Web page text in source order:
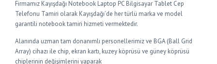
Firmamız Kayışdağı Notebook Laptop PC Bilgisayar Tablet Cep
Telefonu Tamiri olarak Kayışdağı’de her türlü marka ve model
garantili notebook tamiri hizmeti vermektedir.
Alanında uzman tam donanımlı personellerimiz ve BGA (Ball Grid
Array) cihazı ile chip, ekran kartı, kuzey köprüsü ve güney köprüsü
chiplerinin değişimlerini yaparak